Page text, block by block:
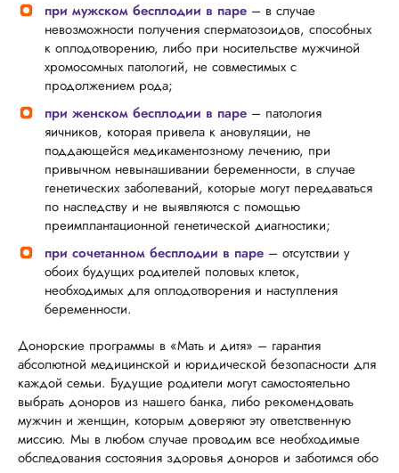
при мужском бесплодии в паре – в случае
невозможности получения сперматозоидов, способных
к оплодотворению, либо при носительстве мужчиной
хромосомных патологий, не совместимых с
продолжением рода;
при женском бесплодии в паре – патология
яичников, которая привела к ановуляции, не
поддающейся медикаментозному лечению, при
привычном невынашивании беременности, в случае
генетических заболеваний, которые могут передаваться
по наследству и не выявляются с помощью
преимплантационной генетической диагностики;
при сочетанном бесплодии в паре – отсутствии у
обоих будущих родителей половых клеток,
необходимых для оплодотворения и наступления
беременности.
Донорские программы в «Мать и дитя» – гарантия
абсолютной медицинской и юридической безопасности для
каждой семьи. Будущие родители могут самостоятельно
выбрать доноров из нашего банка, либо рекомендовать
мужчин и женщин, которым доверяют эту ответственную
миссию. Мы в любом случае проводим все необходимые
обследования состояния здоровья доноров и заботимся обо